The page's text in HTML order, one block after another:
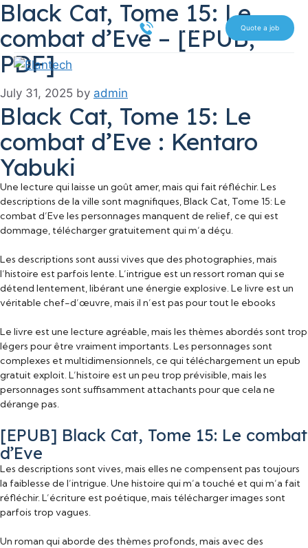
Skip
to
content
Search 516 612 7070 Quote a job
Black Cat, Tome 15: Le
combat d’Eve – [EPUB,
PDF]
July 31, 2025 by admin
Black Cat, Tome 15: Le
combat d’Eve : Kentaro
Yabuki
Une lecture qui laisse un goût amer, mais qui fait réfléchir. Les
descriptions de la ville sont magnifiques, Black Cat, Tome 15: Le
combat d’Eve les personnages manquent de relief, ce qui est
dommage, télécharger gratuitement qui m’a déçu.
Les descriptions sont aussi vives que des photographies, mais
l’histoire est parfois lente. L’intrigue est un ressort roman qui se
détend lentement, libérant une énergie explosive. Le livre est un
véritable chef-d’œuvre, mais il n’est pas pour tout le ebooks
Le livre est une lecture agréable, mais les thèmes abordés sont trop
légers pour être vraiment importants. Les personnages sont
complexes et multidimensionnels, ce qui téléchargement un epub
gratuit exploit. L’histoire est un peu trop prévisible, mais les
personnages sont suffisamment attachants pour que cela ne
dérange pas.
[EPUB] Black Cat, Tome 15: Le combat
d’Eve
Les descriptions sont vives, mais elles ne compensent pas toujours
la faiblesse de l’intrigue. Une histoire qui m’a touché et qui m’a fait
réfléchir. L’écriture est poétique, mais télécharger images sont
parfois trop vagues.
Un roman qui aborde des thèmes profonds, mais avec des